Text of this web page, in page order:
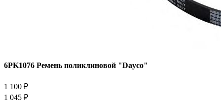
6PK1076 Ремень поликлиновой "Dayco"
1 100 ₽
1 045 ₽